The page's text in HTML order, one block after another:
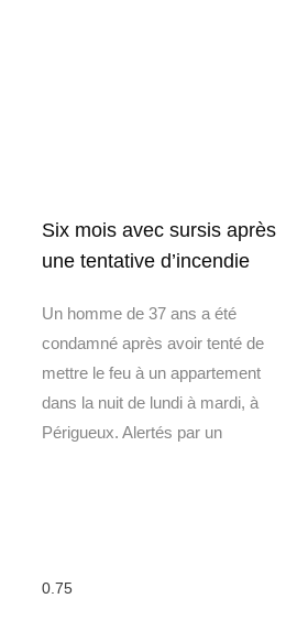
Six mois avec sursis après
une tentative d’incendie
Un homme de 37 ans a été
condamné après avoir tenté de
mettre le feu à un appartement
dans la nuit de lundi à mardi, à
Périgueux. Alertés par un